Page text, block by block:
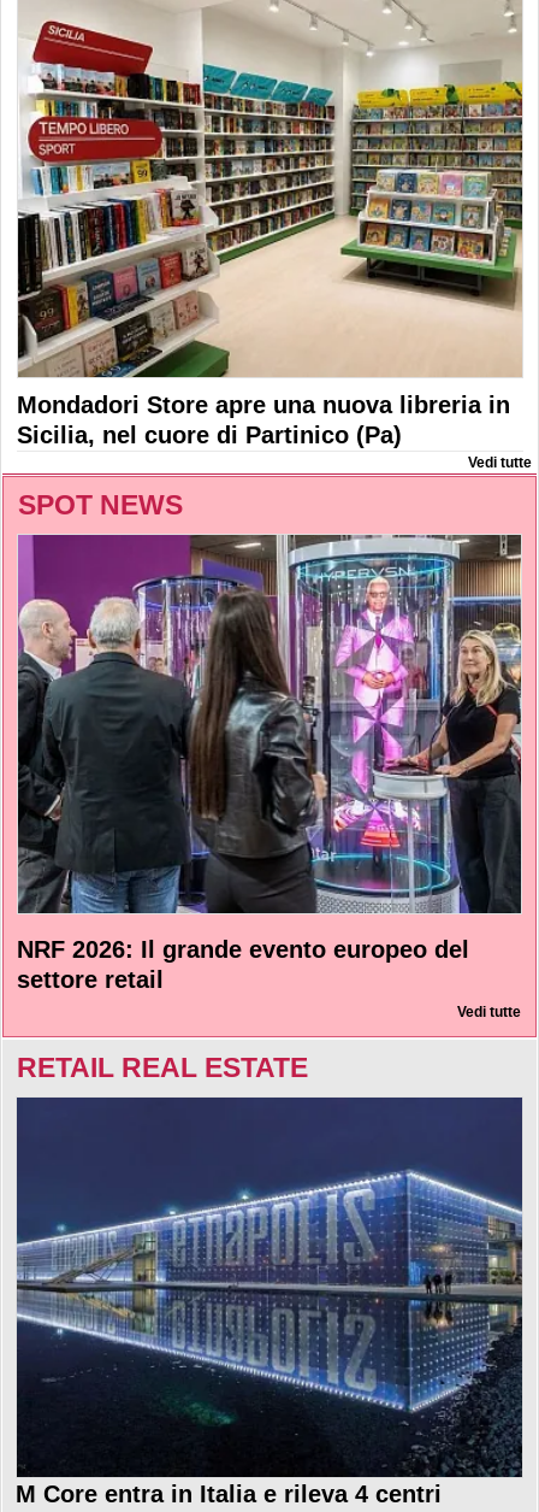
Mondadori Store apre una nuova libreria in
Sicilia, nel cuore di Partinico (Pa)
Vedi tutte
SPOT NEWS
NRF 2026: Il grande evento europeo del
settore retail
Vedi tutte
RETAIL REAL ESTATE
M Core entra in Italia e rileva 4 centri